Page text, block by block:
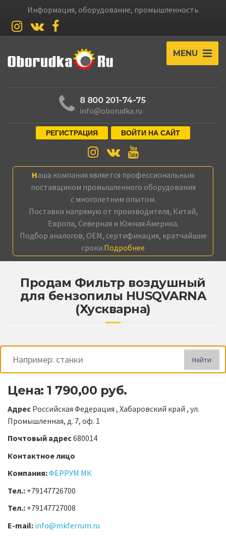
Информация, оборудование, промышленность
MENU
8 800 201-74-75
info@oborudka.ru
РЕГИСТРАЦИЯ ВОЙТИ НА САЙТ
Наша компания является профессиональным
поставщиком промышленного оборудования
с многолетним опытом.
Поставки напрямую от производителя, Китай,
Европа, Северная и Южная Америка.
Подбор аналогов, OEM, сертификация, кратчайшие
сроки.Подробнее
Продам Фильтр воздушный
для бензопилы HUSQVARNA
(Хускварна)
Найти
Цена: 1 790,00 руб.
Адрес Российская Федерация , Хабаровский край , ул.
Промышленная, д. 7, оф. 1
Почтовый адрес680014
Контактное лицо
Компания:ФЕРРУМ МК
Тел.: +79147726700
Тел.: +79147727008
E-mail: info@mkferrum.ru